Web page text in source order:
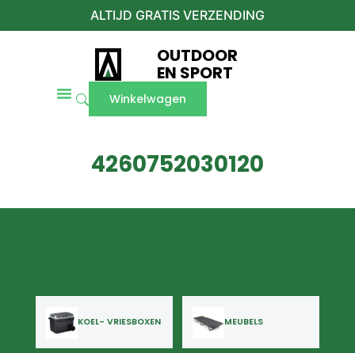
ALTIJD GRATIS VERZENDING
OUTDOOR
EN SPORT
Winkelwagen
4260752030120
KOEL- VRIESBOXEN MEUBELS